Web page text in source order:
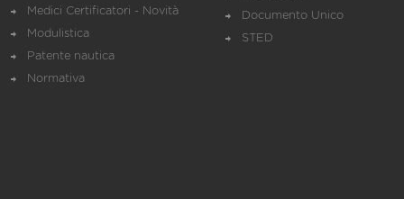
Medici Certificatori - Novità
Modulistica
Patente nautica
Normativa
Documento Unico
STED